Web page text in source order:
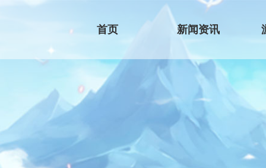
首页 新闻资讯